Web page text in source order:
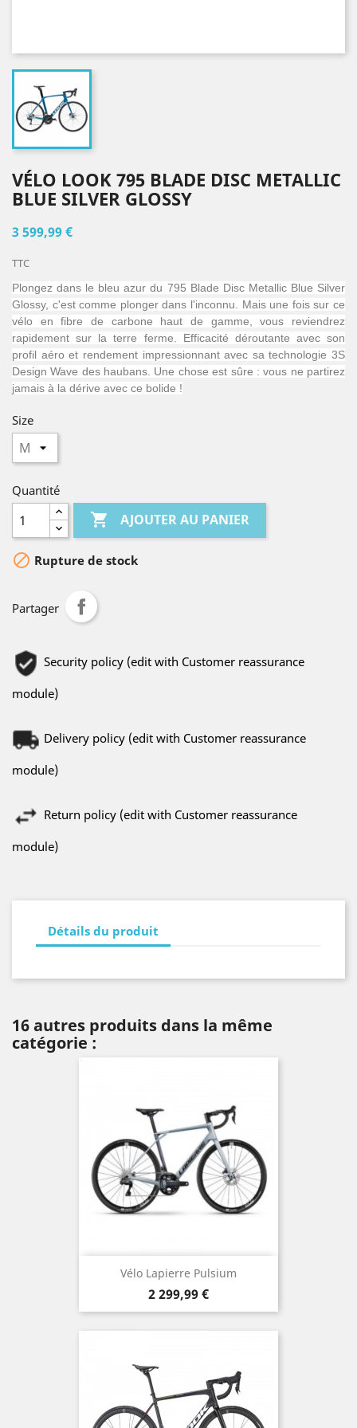
VÉLO LOOK 795 BLADE DISC METALLIC
BLUE SILVER GLOSSY
3 599,99 €
TTC
Plongez dans le bleu azur du 795 Blade Disc Metallic Blue Silver
Glossy, c'est comme plonger dans l'inconnu. Mais une fois sur ce
vélo en fibre de carbone haut de gamme, vous reviendrez
rapidement sur la terre ferme. Efficacité déroutante avec son
profil aéro et rendement impressionnant avec sa technologie 3S
Design Wave des haubans. Une chose est sûre : vous ne partirez
jamais à la dérive avec ce bolide !
Size
Quantité
 AJOUTER AU PANIER
 Rupture de stock
Partager
Security policy (edit with Customer reassurance
module)
Delivery policy (edit with Customer reassurance
module)
Return policy (edit with Customer reassurance
module)
Détails du produit
16 autres produits dans la même
catégorie :
Vélo Lapierre Pulsium
Prix
2 299,99 €